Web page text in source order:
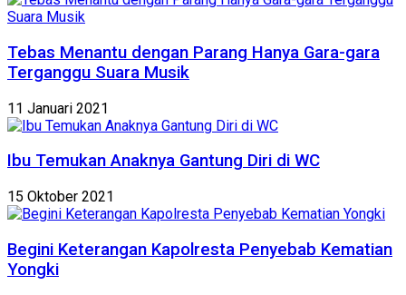
Tebas Menantu dengan Parang Hanya Gara-gara
Terganggu Suara Musik
11 Januari 2021
Ibu Temukan Anaknya Gantung Diri di WC
15 Oktober 2021
Begini Keterangan Kapolresta Penyebab Kematian
Yongki